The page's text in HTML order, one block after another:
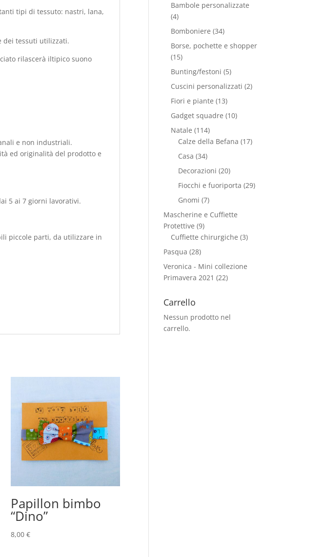
tipi di tessuto: nastri, lana,
dei tessuti utilizzati.
rilascerà iltipico suono
e non industriali.
ed originalità del prodotto e
5 ai 7 giorni lavorativi.
piccole parti, da utilizzare in
Papillon bimbo
“Dino”
8,00 €
Bambole personalizzate
(4)
Bomboniere (34)
Borse, pochette e shopper
(15)
Bunting/festoni (5)
Cuscini personalizzati (2)
Fiori e piante (13)
Gadget squadre (10)
Natale (114)
Calze della Befana (17)
Casa (34)
Decorazioni (20)
Fiocchi e fuoriporta (29)
Gnomi (7)
Mascherine e Cuffiette
Protettive (9)
Cuffiette chirurgiche (3)
Pasqua (28)
Veronica - Mini collezione
Primavera 2021 (22)
Carrello
Nessun prodotto nel
carrello.